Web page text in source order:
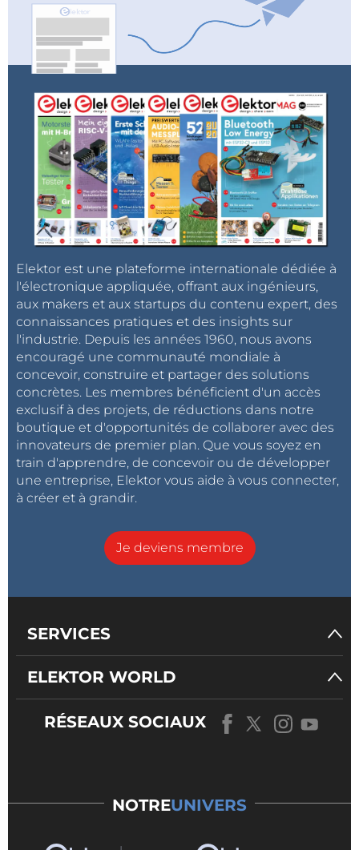
Elektor est une plateforme internationale dédiée à
l'électronique appliquée, offrant aux ingénieurs,
aux makers et aux startups du contenu expert, des
connaissances pratiques et des insights sur
l'industrie. Depuis les années 1960, nous avons
encouragé une communauté mondiale à
concevoir, construire et partager des solutions
concrètes. Les membres bénéficient d'un accès
exclusif à des projets, de réductions dans notre
boutique et d'opportunités de collaborer avec des
innovateurs de premier plan. Que vous soyez en
train d'apprendre, de concevoir ou de développer
une entreprise, Elektor vous aide à vous connecter,
à créer et à grandir.
Je deviens membre
SERVICES
ELEKTOR WORLD
RÉSEAUX SOCIAUX
NOTREUNIVERS